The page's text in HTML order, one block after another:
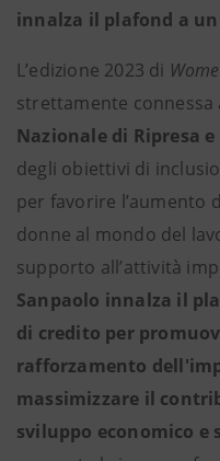
innalza il plafond a
L’edizione 2023 di
strettamente connessa
Nazionale di Ripresa e
degli obiettivi di
per favorire l’aumento
donne al mondo del
supporto all’attività
Sanpaolo innalza il
di credito per
rafforzamento
massimizzare il
sviluppo economico e